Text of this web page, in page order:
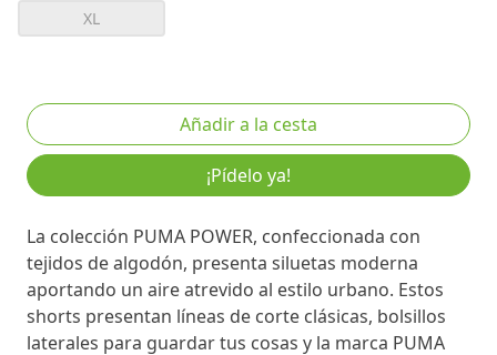
XL
¡Pídelo ya!
La colección PUMA POWER, confeccionada con
tejidos de algodón, presenta siluetas moderna
aportando un aire atrevido al estilo urbano. Estos
shorts presentan líneas de corte clásicas, bolsillos
laterales para guardar tus cosas y la marca PUMA